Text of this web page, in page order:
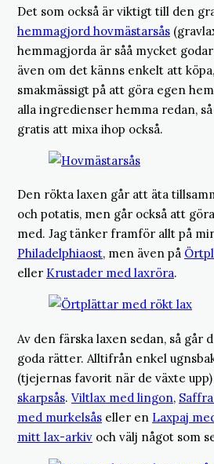
Det som också är viktigt till den
hemmagjord hovmästarsås
hemmagjorda är såå mycket
även om det känns enkelt att
smakmässigt på att göra egen
alla ingredienser hemma redan,
gratis att mixa ihop också.
Den rökta laxen går att äta
och potatis, men går också att
med. Jag tänker framför allt på
Philadelphiaost, men även på
eller Krustader med laxröra.
Av den färska laxen sedan, så går
goda rätter. Alltifrån enkel
(tjejernas favorit när de växte
skarpsås. Viltlax med lingon,
med murkelsås eller en Laxpaj
mitt lax-arkiv och välj något som